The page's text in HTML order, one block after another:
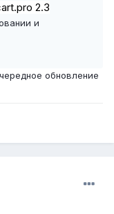
2.3
и
обновление